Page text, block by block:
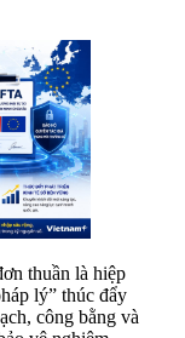
thuần là hiệp
lý” thúc đẩy
công bằng và